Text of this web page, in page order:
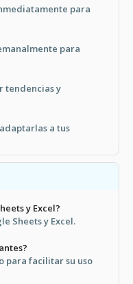
para
para
tendencias y
a tus
y Excel?
Sheets y Excel.
para facilitar su uso